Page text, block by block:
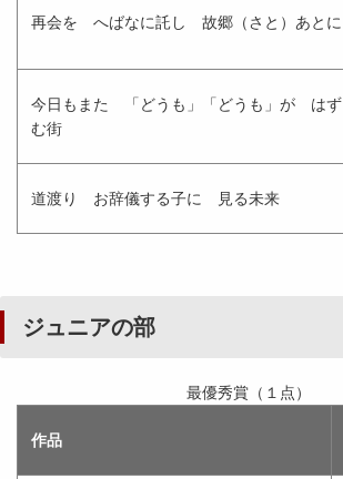
再会を へばなに託し 故郷（さと）あとに
今日もまた 「どうも」「どうも」が はず
む街
道渡り お辞儀する子に 見る未来
ジュニアの部
最優秀賞（１点）
作品